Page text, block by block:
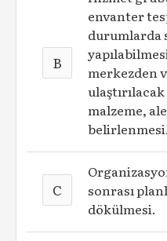
B
envanter
durumlarda
merkezden
malzeme,
belirlenmesi.
C
sonrası
dökülmesi.